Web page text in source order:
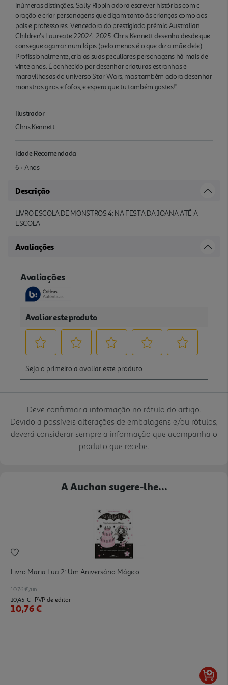
inúmeras distinções. Sally Rippin adora escrever histórias com c
oração e criar personagens que digam tanto às crianças como aos
pais e professores. Vencedora do prestigiado prémio Australian
Children's Laureate 22024-2025. Chris Kennett desenha desde que
consegue agarrar num lápis (pelo menos é o que diz a mãe dele) .
Profissionalmente, cria as suas peculiares personagens há mais de
vinte anos. É conhecido por desenhar criaturas estranhas e
maravilhosas do universo Star Wars, mas também adora desenhar
monstros giros e fofos, e espera que tu também gostes!"
Ilustrador
Chris Kennett
Idade Recomendada
6+ Anos
Descrição
LIVRO ESCOLA DE MONSTROS 4: NA FESTA DA JOANA ATÉ A
ESCOLA
Avaliações
Deve confirmar a informação no rótulo do artigo.
Devido a possíveis alterações de embalagens e/ou rótulos,
deverá considerar sempre a informação que acompanha o
produto que recebe.
A Auchan sugere-lhe...
Livro Maria Lua 2: Um Aniversário Mágico
10.76 €/un
10,45 € PVP de editor
10,76 €